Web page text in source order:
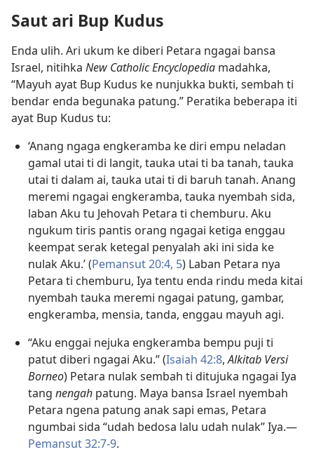
Saut ari Bup Kudus
Enda ulih. Ari ukum ke diberi Petara ngagai bansa
Israel, nitihka New Catholic Encyclopedia madahka,
“Mayuh ayat Bup Kudus ke nunjukka bukti, sembah ti
bendar enda begunaka patung.” Peratika beberapa iti
ayat Bup Kudus tu:
‘Anang ngaga engkeramba ke diri empu neladan
gamal utai ti di langit, tauka utai ti ba tanah, tauka
utai ti dalam ai, tauka utai ti di baruh tanah. Anang
meremi ngagai engkeramba, tauka nyembah sida,
laban Aku tu Jehovah Petara ti chemburu. Aku
ngukum tiris pantis orang ngagai ketiga enggau
keempat serak ketegal penyalah aki ini sida ke
nulak Aku.’ (Pemansut 20:4, 5) Laban Petara nya
Petara ti chemburu, Iya tentu enda rindu meda kitai
nyembah tauka meremi ngagai patung, gambar,
engkeramba, mensia, tanda, enggau mayuh agi.
“Aku enggai nejuka engkeramba bempu puji ti
patut diberi ngagai Aku.” (Isaiah 42:8,Alkitab Versi
Borneo) Petara nulak sembah ti ditujuka ngagai Iya
tang nengah patung. Maya bansa Israel nyembah
Petara ngena patung anak sapi emas, Petara
ngumbai sida “udah bedosa lalu udah nulak” Iya.—
Pemansut 32:7-9.